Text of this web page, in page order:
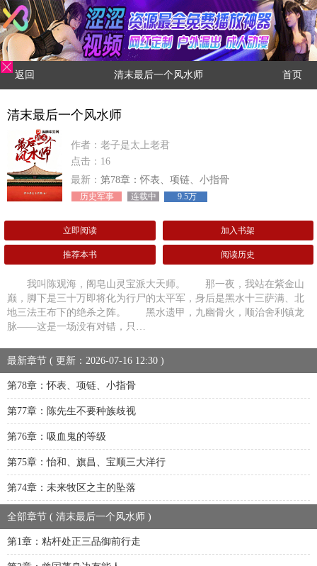
返回 清末最后一个风水师 首页
清末最后一个风水师
作者：老子是太上老君
点击：16
最新： 第78章：怀表、项链、小指骨
历史军事 连载中 9.5万
立即阅读 加入书架
推荐本书 阅读历史
我叫陈观海，阁皂山灵宝派大天师。 那一夜，我站在紫金山
巅，脚下是三十万即将化为行尸的太平军，身后是黑水十三萨满、北
地三法王布下的绝杀之阵。 黑水遗甲，九幽骨火，顺治舍利镇龙
脉——这是一场没有对错，只…
最新章节 ( 更新：2026-07-16 12:30 )
第78章：怀表、项链、小指骨
第77章：陈先生不要种族歧视
第76章：吸血鬼的等级
第75章：怡和、旗昌、宝顺三大洋行
第74章：未来牧区之主的坠落
全部章节 ( 清末最后一个风水师 )
第1章：粘杆处正三品御前行走